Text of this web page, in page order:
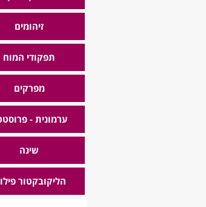
זיהומים
תפקודי המוח
מפרקים
ערמונית -
שינה
הליקובקטור